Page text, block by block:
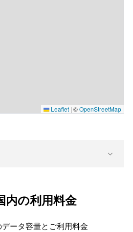
Leaflet | ©OpenStreetMap
内の利用料金
データ容量とご利用料金